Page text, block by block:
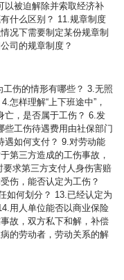
以被迫解除并索取经济补
什么区别？ 11.规章制度
况下需要制定某份规章制
司的规章制度？
伤的情形有哪些？ 3.无照
怎样理解“上下班途中”，
亡，是否属于工伤？ 6.发
些工伤待遇费用由社保部门
遇如何支付？ 9.对劳动能
第三方造成的工伤事故，
求第三方支付人身伤害赔
伤，能否认定为工伤？
如何划分？ 13.已经认定为
用人单位能否以商业保险
故，双方私下和解，补偿
的劳动者，劳动关系的解